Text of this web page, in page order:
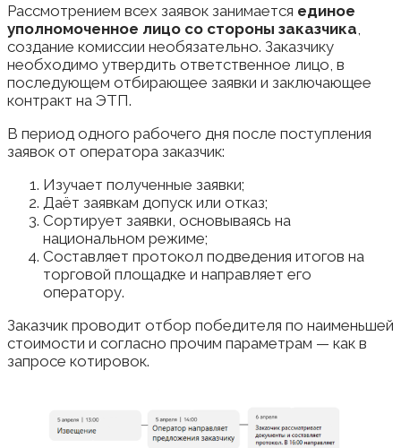
Рассмотрением всех заявок занимается единое
уполномоченное лицо со стороны заказчика
создание комиссии необязательно. Заказчику
необходимо утвердить ответственное лицо, в
последующем отбирающее заявки и заключающее
контракт на ЭТП.
В период одного рабочего дня после поступления
заявок от оператора заказчик:
Изучает полученные заявки;
Даёт заявкам допуск или отказ;
Сортирует заявки, основываясь на
национальном режиме;
Составляет протокол подведения итогов на
торговой площадке и направляет его
оператору.
Заказчик проводит отбор победителя по наименьшей
стоимости и согласно прочим параметрам — как в
запросе котировок.